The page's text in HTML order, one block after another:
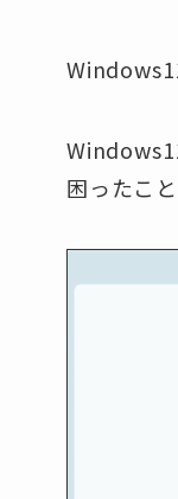
困ったこ